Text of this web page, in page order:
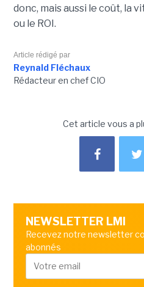
donc, mais aussi le coût, la
ou le ROI.
Article rédigé par
Reynald Fléchaux
Rédacteur en chef CIO
Cet article vous a
NEWSLETTER LMI
Recevez notre newsletter
abonnés